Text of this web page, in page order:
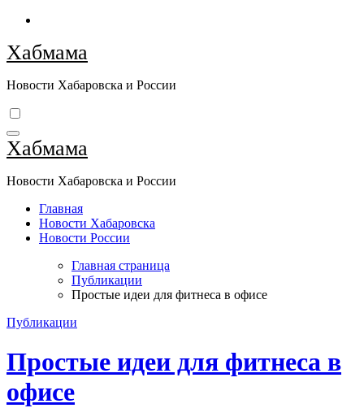
Перейти
содержимому
Хабмама
Новости Хабаровска и России
Хабмама
Новости Хабаровска и России
Главная
Новости Хабаровска
Новости России
Главная страница
Публикации
Простые идеи для фитнеса в офисе
Публикации
Простые идеи для фитнеса в
офисе